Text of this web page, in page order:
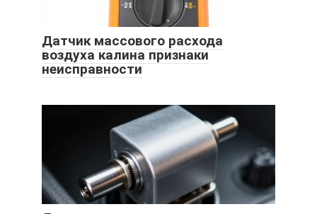
Датчик массового расхода
воздуха калина признаки
неисправности